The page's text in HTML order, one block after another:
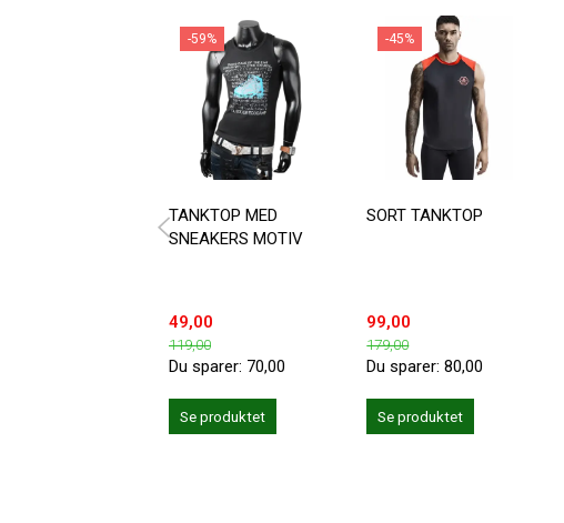
-59%
TANKTOP MED
SNEAKERS MOTIV
49,00
119,00
Du sparer: 70,00
Se produktet
-45%
SORT TANKTOP
99,00
179,00
Du sparer:80,00
Se produktet